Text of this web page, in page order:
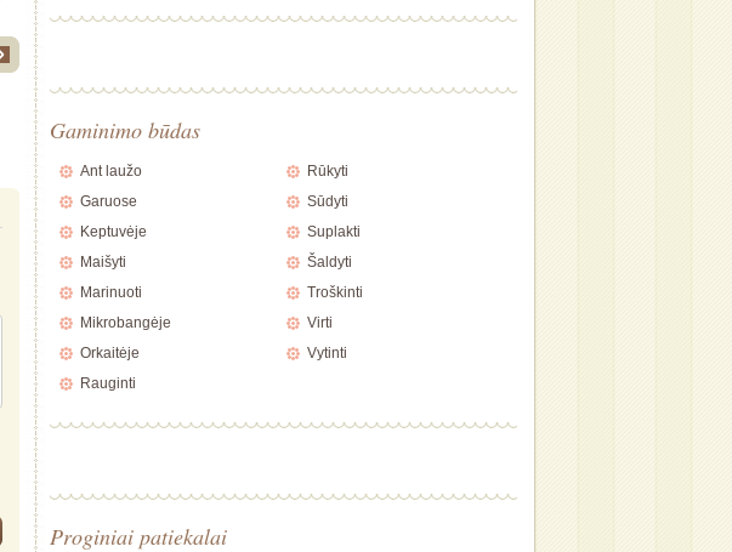
Gaminimo būdas
Ant laužo
Garuose
Keptuvėje
Maišyti
Marinuoti
Mikrobangėje
Orkaitėje
Rauginti
Rūkyti
Sūdyti
Suplakti
Šaldyti
Troškinti
Virti
Vytinti
Proginiai patiekalai